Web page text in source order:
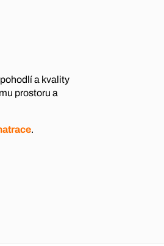
a kvality
prostoru a
.